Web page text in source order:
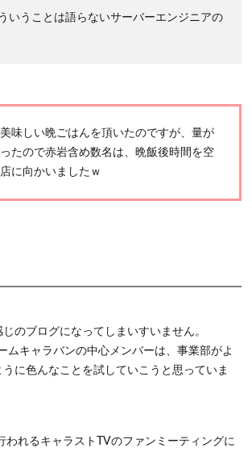
いうことは語らないサーバーエンジニアの
味しい晩ごはんを頂いたのですが、量が
たので赤岩含め数名は、晩飯後時間を空
に向かいましたｗ
のブログになってしまいすいません。
ムキャラバンの中心メンバーは、事業部がよ
うに色んなことを試していこうと思っていま
われるキャラストTVのファンミーティングに